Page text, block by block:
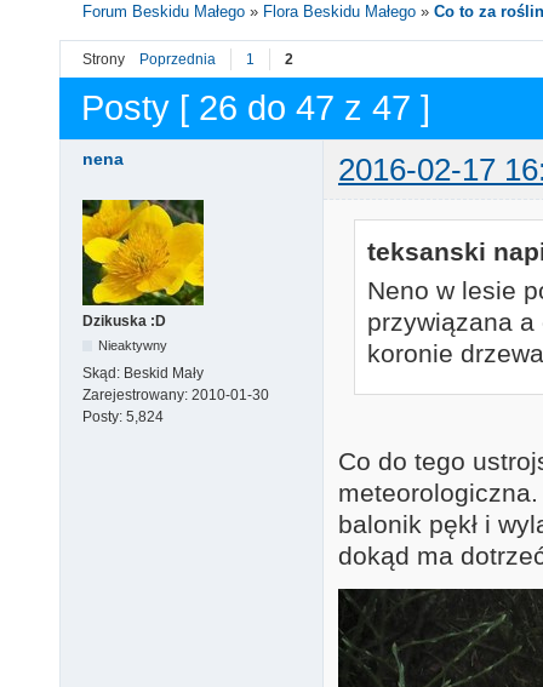
Forum Beskidu Małego » Flora Beskidu Małego »Co to za
Strony Poprzednia 1 2
Posty [ 26 do 47 z 47 ]
nena 2016-02-17
Dzikuska :D
Nieaktywny
Skąd: Beskid Mały
Zarejestrowany: 2010-01-30
Posty: 5,824
teksanski
Neno w lesie
przywiązana a
koronie
Co do tego
balonik pękł i
dokąd ma